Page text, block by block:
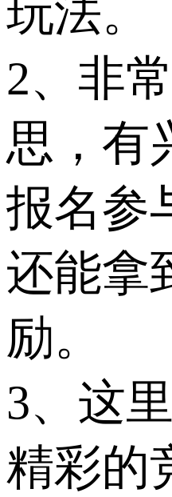
玩法。
2、非
思，有
报名参
还能拿
励。
3、这
精彩的